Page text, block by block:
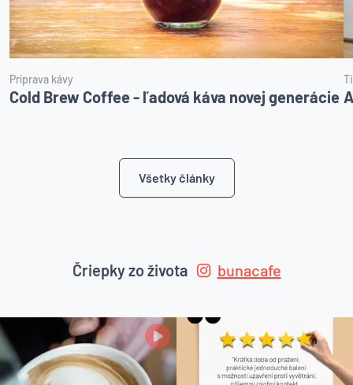
Príprava kávy
Cold Brew Coffee - ľadová káva novej generácie
Všetky články
Čriepky zo života bunacafe